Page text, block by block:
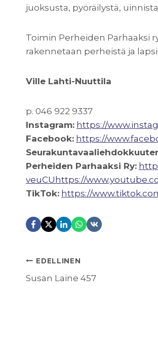
juoksusta, pyöräilystä,
Toimin Perheiden Parhaaksi
rakennetaan perheistä ja
Ville Lahti-Nuuttila
p. 046 922 9337
Instagram: https://
Facebook: https://
Perheiden Parhaaksi Ry:
veuCU https://
TikTok: https://
EDELLINEN
Susan Laine 457